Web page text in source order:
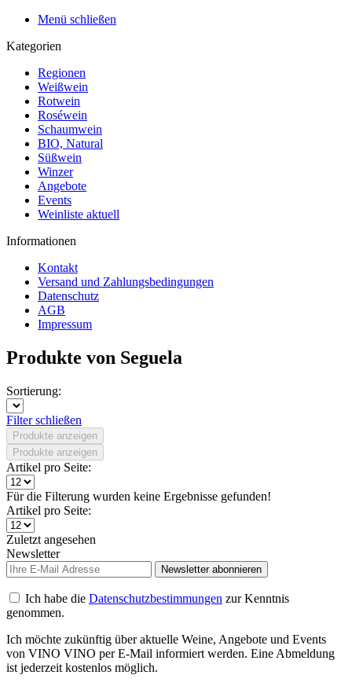
Menü schließen
Kategorien
Regionen
Weißwein
Rotwein
Roséwein
Schaumwein
BIO, Natural
Süßwein
Winzer
Angebote
Events
Weinliste aktuell
Informationen
Kontakt
Versand und Zahlungsbedingungen
Datenschutz
AGB
Impressum
Produkte von Seguela
Sortierung:
Filter schließen
Produkte anzeigen
Produkte anzeigen
Artikel pro Seite:
Für die Filterung wurden keine Ergebnisse gefunden!
Artikel pro Seite:
Zuletzt angesehen
Newsletter
Newsletter abonnieren
Ich habe die Datenschutzbestimmungen zur Kenntnis
genommen.
Ich möchte zukünftig über aktuelle Weine, Angebote und Events
von VINO VINO per E-Mail informiert werden. Eine Abmeldung
ist jederzeit kostenlos möglich.